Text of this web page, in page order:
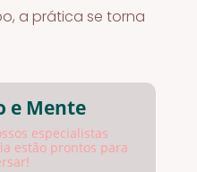
a prática se torna
e Mente
especialistas
estão prontos para